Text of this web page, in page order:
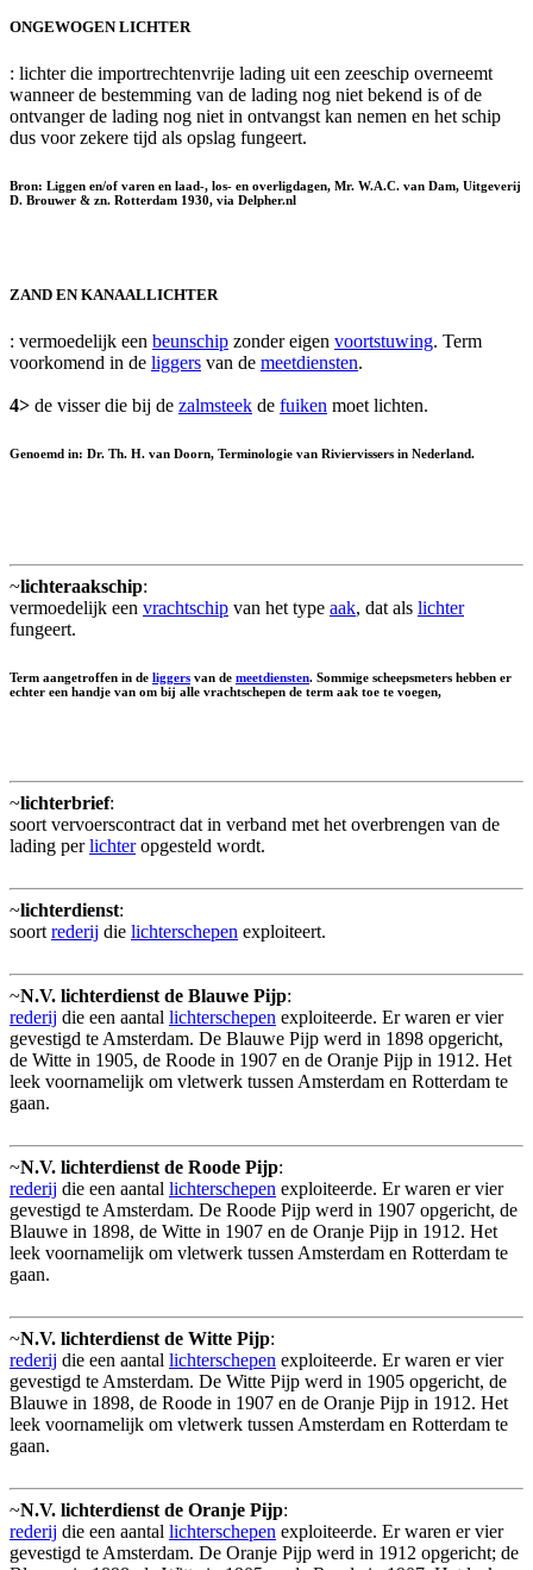
ONGEWOGEN LICHTER
: lichter die importrechtenvrije lading uit een zeeschip overneemt
wanneer de bestemming van de lading nog niet bekend is of de
ontvanger de lading nog niet in ontvangst kan nemen en het schip
dus voor zekere tijd als opslag fungeert.
Bron: Liggen en/of varen en laad-, los- en overligdagen, Mr. W.A.C. van Dam, Uitgeverij
D. Brouwer & zn. Rotterdam 1930, via Delpher.nl
ZAND EN KANAALLICHTER
: vermoedelijk een beunschip zonder eigen voortstuwing. Term
voorkomend in de liggers van de meetdiensten.
4> de visser die bij de zalmsteek de fuiken moet lichten.
Genoemd in: Dr. Th. H. van Doorn, Terminologie van Riviervissers in Nederland.
~lichteraakschip:
vermoedelijk een vrachtschip van het type aak, dat als lichter
fungeert.
Term aangetroffen in de liggers van de meetdiensten. Sommige scheepsmeters hebben er
echter een handje van om bij alle vrachtschepen de term aak toe te voegen,
~lichterbrief:
soort vervoerscontract dat in verband met het overbrengen van de
lading perlichteropgesteld wordt.
~lichterdienst:
soort rederij die lichterschepen exploiteert.
~N.V. lichterdienst de Blauwe Pijp:
rederij die een aantal lichterschepen exploiteerde. Er waren er vier
gevestigd te Amsterdam. De Blauwe Pijp werd in 1898 opgericht,
de Witte in 1905, de Roode in 1907 en de Oranje Pijp in 1912. Het
leek voornamelijk om vletwerk tussen Amsterdam en Rotterdam te
gaan.
~N.V. lichterdienst de Roode Pijp:
rederij die een aantal lichterschepen exploiteerde. Er waren er vier
gevestigd te Amsterdam. De Roode Pijp werd in 1907 opgericht, de
Blauwe in 1898, de Witte in 1907 en de Oranje Pijp in 1912. Het
leek voornamelijk om vletwerk tussen Amsterdam en Rotterdam te
gaan.
~N.V. lichterdienst de Witte Pijp:
rederij die een aantal lichterschepen exploiteerde. Er waren er vier
gevestigd te Amsterdam. De Witte Pijp werd in 1905 opgericht, de
Blauwe in 1898, de Roode in 1907 en de Oranje Pijp in 1912. Het
leek voornamelijk om vletwerk tussen Amsterdam en Rotterdam te
gaan.
~N.V. lichterdienst de Oranje Pijp:
rederij die een aantal lichterschepen exploiteerde. Er waren er vier
gevestigd te Amsterdam. De Oranje Pijp werd in 1912 opgericht; de